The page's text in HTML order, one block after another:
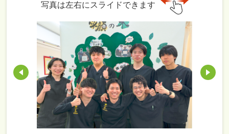
写真は左右にスライドできます